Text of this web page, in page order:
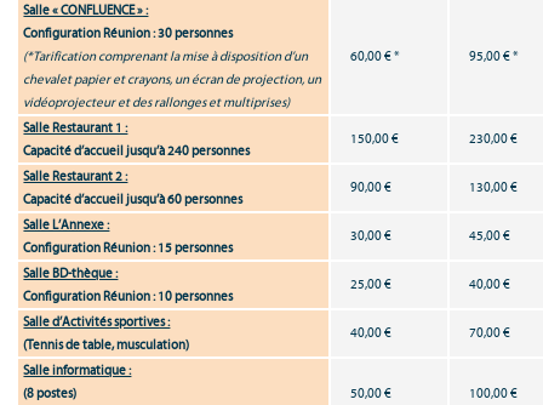
Salle « CONFLUENCE » :
Configuration Réunion : 30 personnes
(*Tarification comprenant la mise à disposition d’un
chevalet papier et crayons, un écran de projection, un
vidéoprojecteur et des rallonges et multiprises)
60,00 € * 95,00 € *
Salle Restaurant 1 :
Capacité d’accueil jusqu’à 240 personnes
150,00 € 230,00 €
Salle Restaurant 2 :
Capacité d’accueil jusqu’à 60 personnes
90,00 € 130,00 €
Salle L’Annexe :
Configuration Réunion : 15 personnes
30,00 € 45,00 €
Salle BD-thèque :
Configuration Réunion : 10 personnes
25,00 € 40,00 €
Salle d’Activités sportives :
(Tennis de table, musculation)
40,00 € 70,00 €
Salle informatique :
(8 postes)
50,00 € 100,00 €